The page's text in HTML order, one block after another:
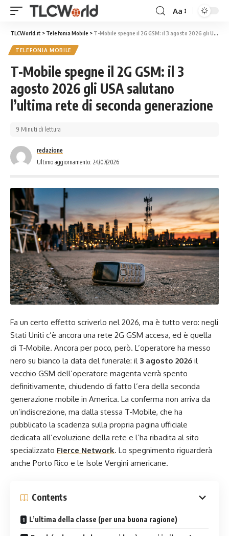
Aa
TLCWorld.it > Telefonia Mobile > T-Mobile spegne il 2G GSM: il 3 agosto 2026 gli USA salutano l’ultima rete di seconda generazione
TELEFONIA MOBILE
T-Mobile spegne il 2G GSM: il 3
agosto 2026 gli USA salutano
l’ultima rete di seconda generazione
Ultimo aggiornamento: 24/07/2026
redazione
9 Minuti di lettura
Fa un certo effetto scriverlo nel 2026, ma è tutto vero: negli
Stati Uniti c’è ancora una rete 2G GSM accesa, ed è quella
di T-Mobile. Ancora per poco, però. L’operatore ha messo
nero su bianco la data del funerale: il 3 agosto 2026 il
vecchio GSM dell’operatore magenta verrà spento
definitivamente, chiudendo di fatto l’era della seconda
generazione mobile in America. La conferma non arriva da
un’indiscrezione, ma dalla stessa T-Mobile, che ha
pubblicato la scadenza sulla propria pagina ufficiale
dedicata all’evoluzione della rete e l’ha ribadita al sito
specializzato Fierce Network. Lo spegnimento riguarderà
anche Porto Rico e le Isole Vergini americane.
Contents
L’ultima della classe (per una buona ragione)